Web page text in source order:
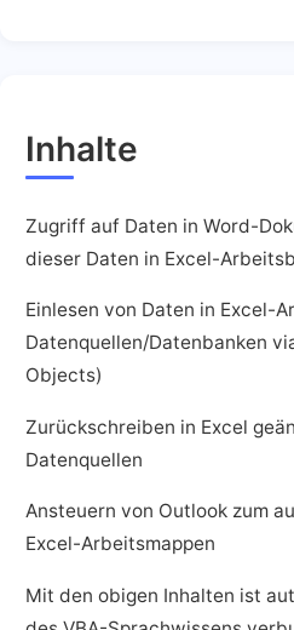
Inhalte
Zugriff auf Daten in Word-
dieser Daten in Excel-
Einlesen von Daten in Excel-
Datenquellen/Datenbanken
Objects)
Zurückschreiben in Excel
Datenquellen
Ansteuern von Outlook zum
Excel-Arbeitsmappen
Mit den obigen Inhalten ist